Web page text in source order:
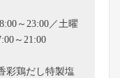
～23:00／土曜
～21:00
彩鶏だし特製塩